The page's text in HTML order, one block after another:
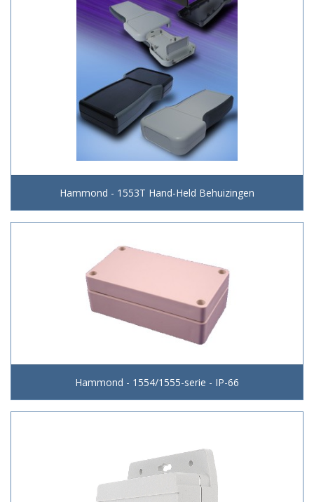
Hammond - 1553T Hand-Held Behuizingen
Hammond - 1554/1555-serie - IP-66